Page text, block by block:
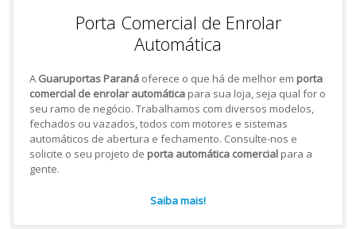
Porta Comercial de Enrolar
Automática
A Guaruportas Paranáoferece o que há de melhor em porta
comercial de enrolar automáticapara sua loja, seja qual for o
seu ramo de negócio. Trabalhamos com diversos modelos,
fechados ou vazados, todos com motores e sistemas
automáticos de abertura e fechamento. Consulte-nos e
solicite o seu projeto de porta automática comercialpara a
gente.
Saiba mais!